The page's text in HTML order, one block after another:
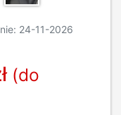
24-11-2026
(do